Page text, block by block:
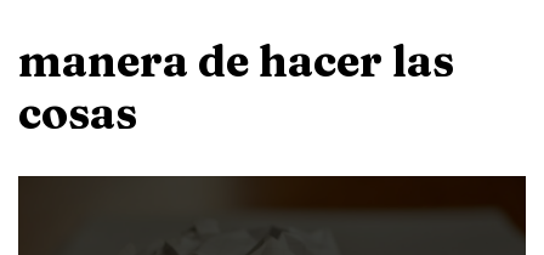
manera de hacer las
cosas